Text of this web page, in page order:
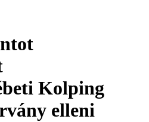
Kolping
elleni